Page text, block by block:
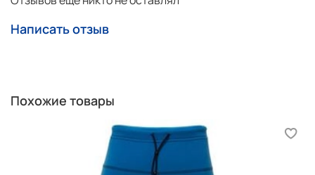
Написать отзыв
Похожие товары